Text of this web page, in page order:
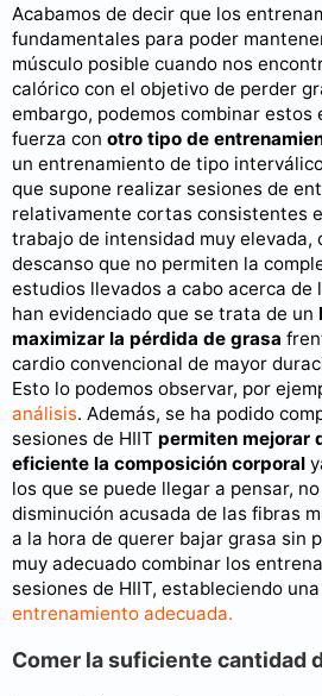
Acabamos de decir que los
fundamentales para poder
músculo posible cuando nos
calórico con el objetivo de perder
embargo, podemos combinar estos
fuerza con otro tipo de
un entrenamiento de tipo
que supone realizar sesiones de
relativamente cortas consistentes
trabajo de intensidad muy elevada,
descanso que no permiten la
estudios llevados a cabo acerca de
han evidenciado que se trata de un
maximizar la pérdida de grasa
cardio convencional de mayor
Esto lo podemos observar, por
análisis. Además, se ha podido
sesiones de HIIT permiten mejorar
eficiente la composición corporal
los que se puede llegar a pensar,
disminución acusada de las fibras
a la hora de querer bajar grasa sin
muy adecuado combinar los
sesiones de HIIT, estableciendo una
entrenamiento adecuada.
Comer la suficiente cantidad